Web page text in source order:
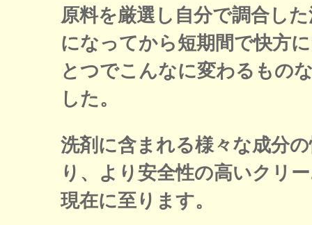
原料を厳選し自分で調合し
になってから短期間で快方
とつでこんなに変わるもの
した。
洗剤に含まれる様々な成分
り、より安全性の高いクリ
現在に至ります。